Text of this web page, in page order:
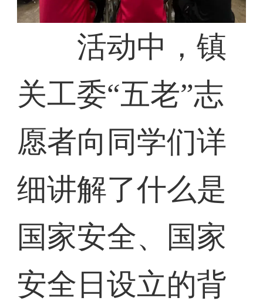
活动中，镇
关工委“五老”志
愿者向同学们详
细讲解了什么是
国家安全、国家
安全日设立的背